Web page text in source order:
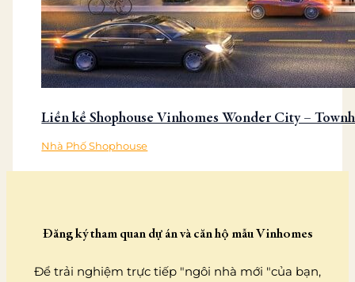
Liền kề Shophouse Vinhomes Wonder City –
Nhà Phố Shophouse
Đăng ký tham quan dự án và căn hộ mẫu Vinhomes
Để trải nghiệm trực tiếp "ngôi nhà mới "của bạn,